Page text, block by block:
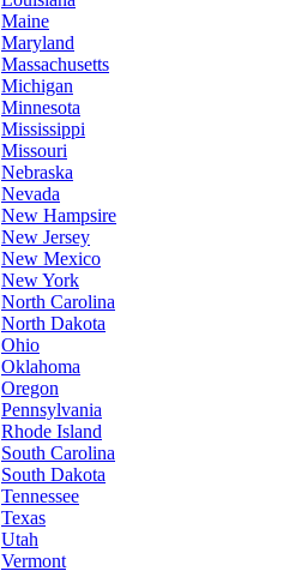
Maine
Maryland
Massachusetts
Michigan
Minnesota
Mississippi
Missouri
Nebraska
Nevada
New Hampsire
New Jersey
New Mexico
New York
North Carolina
North Dakota
Ohio
Oklahoma
Oregon
Pennsylvania
Rhode Island
South Carolina
South Dakota
Tennessee
Texas
Utah
Vermont